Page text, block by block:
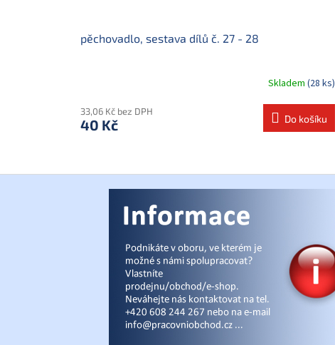
pěchovadlo, sestava dílů č. 27 - 28
Skladem(28 ks)
33,06 Kč bez DPH
40 Kč Do košíku